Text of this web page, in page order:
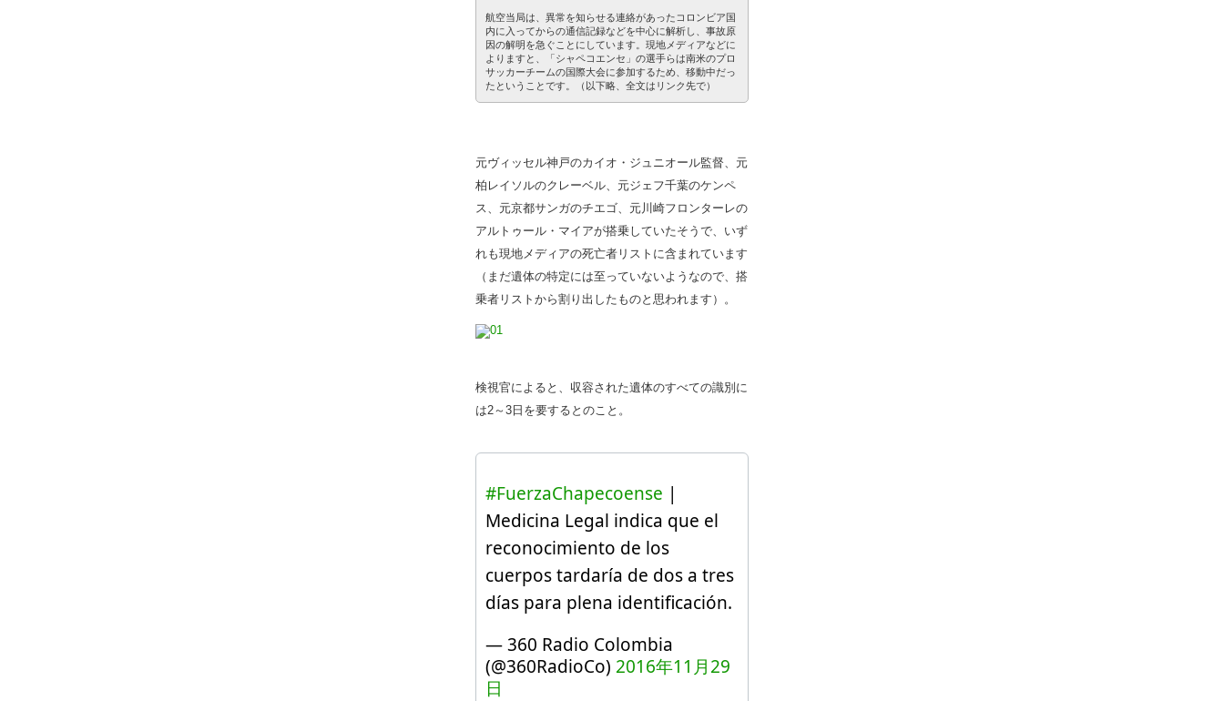
航空当局は、異常を知らせる連絡があったコロンビア国
内に入ってからの通信記録などを中心に解析し、事故原
因の解明を急ぐことにしています。現地メディアなどに
よりますと、「シャペコエンセ」の選手らは南米のプロ
サッカーチームの国際大会に参加するため、移動中だっ
たということです。（以下略、全文はリンク先で）
元ヴィッセル神戸のカイオ・ジュニオール監督、元
柏レイソルのクレーベル、元ジェフ千葉のケンペ
ス、元京都サンガのチエゴ、元川崎フロンターレの
アルトゥール・マイアが搭乗していたそうで、いず
れも現地メディアの死亡者リストに含まれています
（まだ遺体の特定には至っていないようなので、搭
乗者リストから割り出したものと思われます）。
検視官によると、収容された遺体のすべての識別に
は2～3日を要するとのこと。
#FuerzaChapecoense |
Medicina Legal indica que el
reconocimiento de los
cuerpos tardaría de dos a tres
días para plena identificación.
— 360 Radio Colombia
(@360RadioCo) 2016年11月29
日